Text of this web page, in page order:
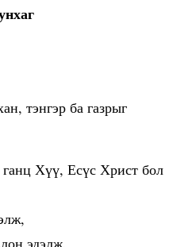
тэнгэр ба газрыг
Хүү, Есүс Христ бол
эдэлж,